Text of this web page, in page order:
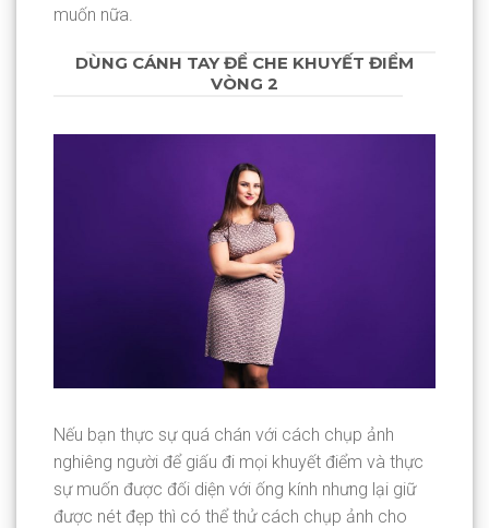
muốn nữa.
DÙNG CÁNH TAY ĐỂ CHE KHUYẾT ĐIỂM
VÒNG 2
Nếu bạn thực sự quá chán với cách chụp ảnh
nghiêng người để giấu đi mọi khuyết điểm và thực
sự muốn được đối diện với ống kính nhưng lại giữ
được nét đẹp thì có thể thử cách chụp ảnh cho